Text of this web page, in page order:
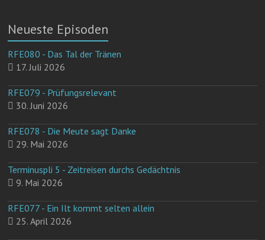
Neueste Episoden
RFE080 - Das Tal der Tränen
17. Juli 2026
RFE079 - Prüfungsrelevant
30. Juni 2026
RFE078 - Die Meute sagt Danke
29. Mai 2026
Terminuspli 5 - Zeitreisen durchs Gedächtnis
9. Mai 2026
RFE077 - Ein Ilt kommt selten allein
25. April 2026